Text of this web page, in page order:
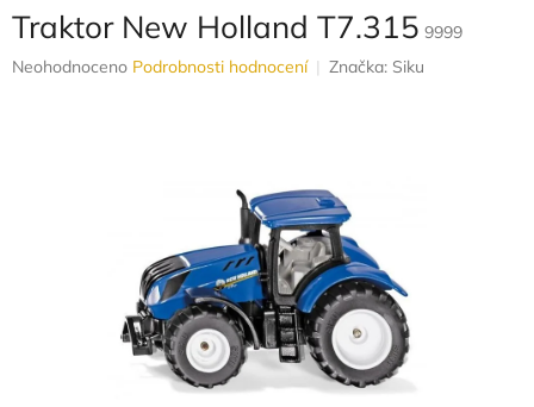
Traktor New Holland T7.315 9999
Průměrné
Neohodnoceno Podrobnosti hodnocení Značka: Siku